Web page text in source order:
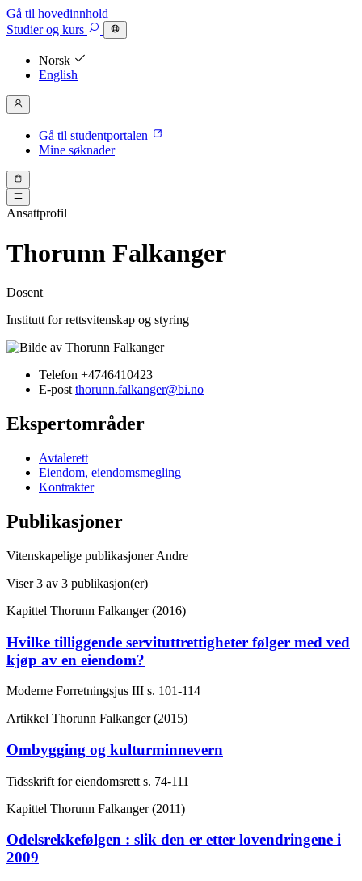
Gå til hovedinnhold
Studierog kurs
Norsk
English
Gå til studentportalen
Mine søknader
Ansattprofil
Thorunn Falkanger
Dosent
Institutt for rettsvitenskap og styring
Telefon +4746410423
E-post thorunn.falkanger@bi.no
Ekspertområder
Avtalerett
Eiendom, eiendomsmegling
Kontrakter
Publikasjoner
Vitenskapelige publikasjonerAndre
Viser3 av 3 publikasjon(er)
Kapittel Thorunn Falkanger (2016)
Hvilke tilliggende servituttrettigheter følger med ved
kjøp av en eiendom?
Moderne Forretningsjus III s. 101-114
Artikkel Thorunn Falkanger (2015)
Ombygging og kulturminnevern
Tidsskrift for eiendomsrett s. 74-111
Kapittel Thorunn Falkanger (2011)
Odelsrekkefølgen : slik den er etter lovendringene i
2009